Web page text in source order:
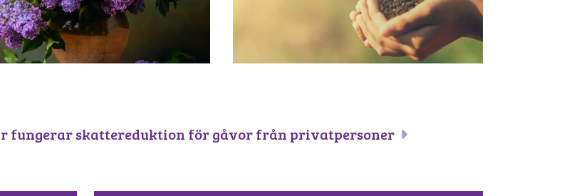
fungerar skattereduktion för gåvor från privatpersoner